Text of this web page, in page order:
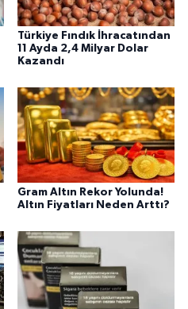
Türkiye Fındık İhracatından
11 Ayda 2,4 Milyar Dolar
Kazandı
Gram Altın Rekor Yolunda!
Altın Fiyatları Neden Arttı?